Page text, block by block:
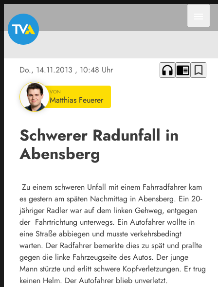
Do., 14.11.2013 , 10:48 Uhr headphones chrome_reader_mode bookmark_border
VON
Matthias Feuerer
Schwerer Radunfall in
Abensberg
Zu einem schweren Unfall mit einem Fahrradfahrer kam
es gestern am späten Nachmittag in Abensberg. Ein 20-
jähriger Radler war auf dem linken Gehweg, entgegen
der Fahrtrichtung unterwegs. Ein Autofahrer wollte in
eine Straße abbiegen und musste verkehrsbedingt
warten. Der Radfahrer bemerkte dies zu spät und prallte
gegen die linke Fahrzeugseite des Autos. Der junge
Mann stürzte und erlitt schwere Kopfverletzungen. Er trug
keinen Helm. Der Autofahrer blieb unverletzt.